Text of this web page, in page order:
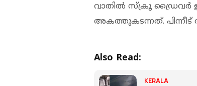
വാതില്‍ സ്‌ക്രൂ ഡ്രൈവര്‍
അകത്തുകടന്നത്.
Also Read:
KERALA